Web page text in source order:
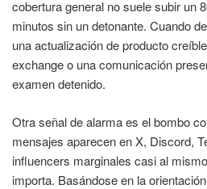
cobertura general no suele subir un
minutos sin un detonante. Cuando
una actualización de producto
exchange o una comunicación
examen detenido.
Otra señal de alarma es el bombo
mensajes aparecen en X, Discord,
influencers marginales casi al
importa. Basándose en la